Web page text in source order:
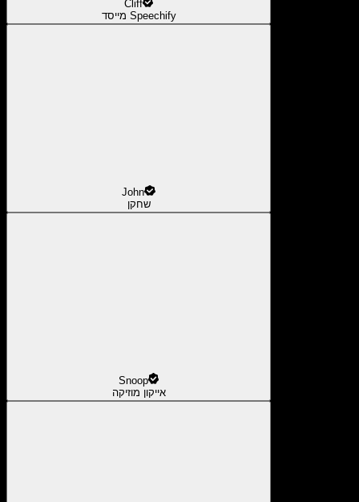
Cliff
מייסד Speechify
John
שחקן
Snoop
אייקון מוזיקה